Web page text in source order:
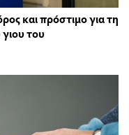
και πρόστιμο για τη
του